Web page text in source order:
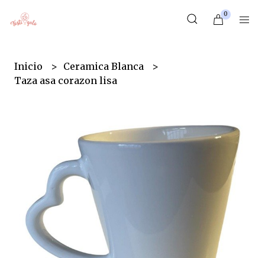
0
Inicio
Ceramica Blanca
Taza asa corazon lisa